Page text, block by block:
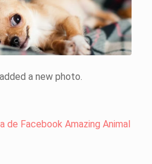
a new photo.
de Facebook Amazing Animal